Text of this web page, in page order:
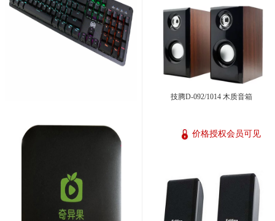
技腾D-092/1014 木质音箱
价格授权会员可见